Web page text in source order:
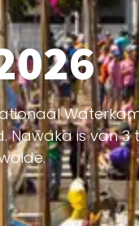
Nawaka is van 3